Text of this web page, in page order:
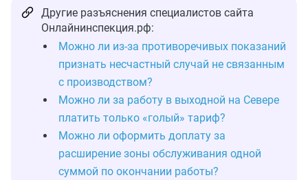
Другие разъяснения специалистов сайта
Онлайнинспекция.рф:
Можно ли из‑за противоречивых показаний
признать несчастный случай не связанным
с производством?
Можно ли за работу в выходной на Севере
платить только «голый» тариф?
Можно ли оформить доплату за
расширение зоны обслуживания одной
суммой по окончании работы?